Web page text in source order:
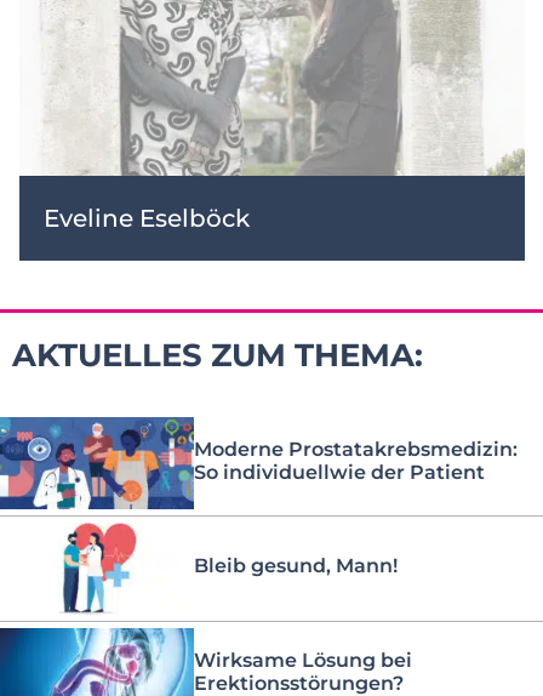
Eveline Eselböck
AKTUELLES ZUM THEMA:
Moderne Prostatakrebsmedizin:
So individuellwie der Patient
Bleib gesund, Mann!
Wirksame Lösung bei
Erektionsstörungen?